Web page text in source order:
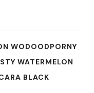
WODOODPORNY
WATERMELON
BLACK